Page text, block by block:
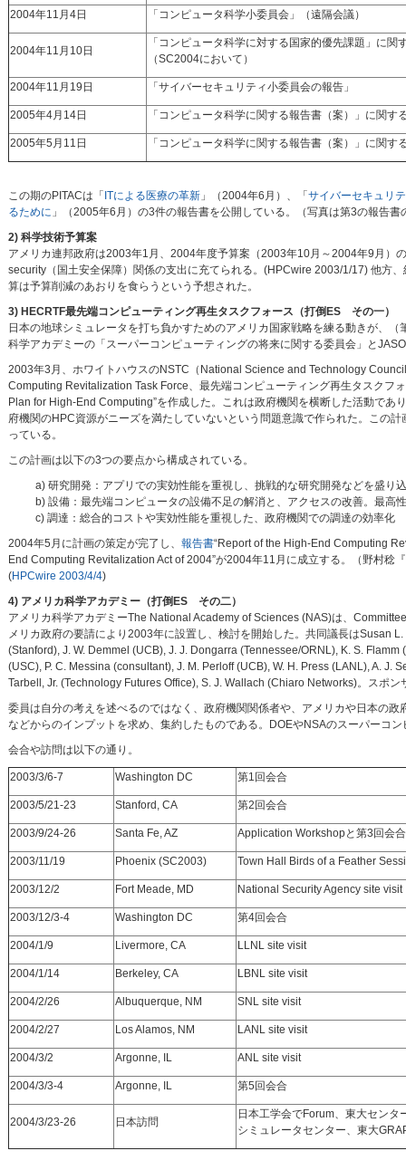
2004年11月4日 「コンピュータ科学小委員会」（遠隔会議）
2004年11月10日
「コンピュータ科学に対する国家的優先課題」に関
（SC2004において）
2004年11月19日 「サイバーセキュリティ小委員会の報告」
2005年4月14日 「コンピュータ科学に関する報告書（案）」に関す
2005年5月11日 「コンピュータ科学に関する報告書（案）」に関す
この期のPITACは「 ITによる医療の革新」（2004年6月）、「 サイバーセキュリ
るために 」（2005年6月）の3件の報告書を公開している。（写真は第3の報告書
2) 科学技術予算案
アメリカ連邦政府は2003年1月、2004年度予算案（2003年10月～2004年9月
security（国土安全保障）関係の支出に充てられる。(HPCwire 2003/1/17) 他方
算は予算削減のあおりを食らうという予想された。
3) HECRTF最先端コンピューティング再生タスクフォース（打倒ES その一）
日本の地球シミュレータを打ち負かすためのアメリカ国家戦略を練る動きが、
科学アカデミーの「スーパーコンピューティングの将来に関する委員会」と
2003年3月、ホワイトハウスのNSTC（National Science and Technology
Computing Revitalization Task Force、最先端コンピューティング再生タスクフ
Plan for High-End Computing”を作成した。これは政府機関を横断した活動で
府機関のHPC資源がニーズを満たしていないという問題意識で作られた。この
っている。
この計画は以下の3つの要点から構成されている。
a) 研究開発：アプリでの実効性能を重視し、挑戦的な研究開発などを盛
b) 設備：最先端コンピュータの設備不足の解消と、アクセスの改善。最
c) 調達：総合的コストや実効性能を重視した、政府機関での調達の効率化
2004年5月に計画の策定が完了し、 報告書“Report of the High-End Computing
End Computing Revitalization Act of 2004”が2004年11月に成立する。（野村稔『
(HPCwire 2003/4/4)
4) アメリカ科学アカデミー（打倒ES その二）
アメリカ科学アカデミーThe National Academy of Sciences (NAS)は、
メリカ政府の要請により2003年に設置し、検討を開始した。共同議長はSusan
(Stanford), J. W. Demmel (UCB), J. J. Dongarra (Tennessee/ORNL), K. S.
(USC), P. C. Messina (consultant), J. M. Perloff (UCB), W. H. Press (LANL), A.
Tarbell, Jr. (Technology Futures Office), S. J. Wallach (Chiaro Networks)。スポン
委員は自分の考えを述べるのではなく、政府機関関係者や、アメリカや日本の
などからのインプットを求め、集約したものである。DOEやNSAのスーパーコ
会合や訪問は以下の通り。
2003/3/6-7 Washington DC 第1回会合
2003/5/21-23 Stanford, CA 第2回会合
2003/9/24-26 Santa Fe, AZ Application Workshopと第3回会合
2003/11/19 Phoenix (SC2003) Town Hall Birds of a Feather
2003/12/2 Fort Meade, MD National Security Agency site visit
2003/12/3-4 Washington DC 第4回会合
2004/1/9 Livermore, CA LLNL site visit
2004/1/14 Berkeley, CA LBNL site visit
2004/2/26 Albuquerque, NM SNL site visit
2004/2/27 Los Alamos, NM LANL site visit
2004/3/2 Argonne, IL ANL site visit
2004/3/3-4 Argonne, IL 第5回会合
2004/3/23-26 日本訪問
日本工学会でForum、東大センタ
シミュレータセンター、東大